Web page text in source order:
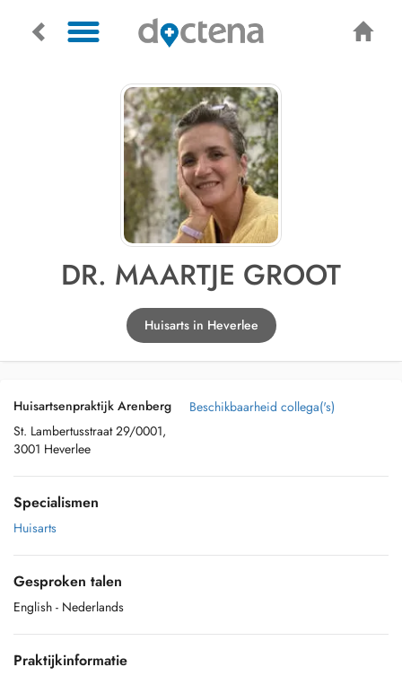
DR. MAARTJE GROOT
Huisarts in Heverlee
Huisartsenpraktijk Arenberg
St. Lambertusstraat 29/0001,
3001 Heverlee
Beschikbaarheid collega('s)
Specialismen
Huisarts
Gesproken talen
English - Nederlands
Praktijkinformatie